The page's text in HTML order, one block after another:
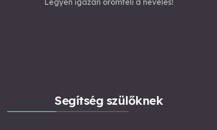
Legyen igazán örömteli a nevelés!
Segítség szülőknek